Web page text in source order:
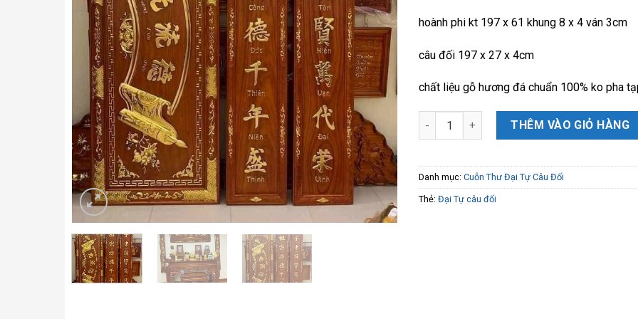
hoành phi kt 197 x 61 khung 8 x 4 ván 3cm
câu đối 197 x 27 x 4cm
chất liệu gỗ hương đá chuẩn 100% ko pha
Đại Tự Câu Đối gỗ hương đá dát vàng siêu
THÊM VÀO GIỎ HÀNG
Danh mục:Cuỗn Thư Đại Tự Câu Đối
Thẻ:Đại Tự câu đối